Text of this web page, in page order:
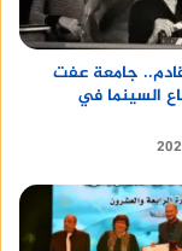
جامعة عفت
السينما في